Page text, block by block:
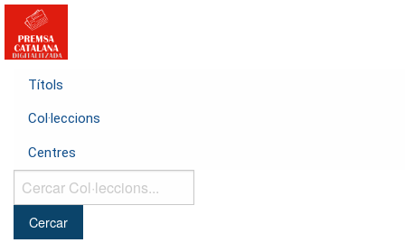
Títols
Col·leccions
Centres
Cercar
Col·leccions...